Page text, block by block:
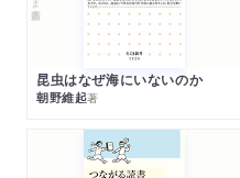
昆虫はなぜ海にいないのか
朝野維起著